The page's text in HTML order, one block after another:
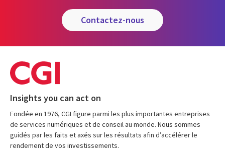
contactez-nous
Insights you can act on
Fondée en 1976, CGI figure parmi les plus importantes entreprises
de services numériques et de conseil au monde. Nous sommes
guidés par les faits et axés sur les résultats afin d’accélérer le
rendement de vos investissements.